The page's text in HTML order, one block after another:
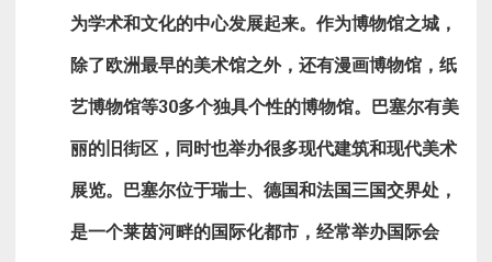
为学术和文化的中心发展起来。作为博物馆之城，
除了欧洲最早的美术馆之外，还有漫画博物馆，纸
艺博物馆等30多个独具个性的博物馆。巴塞尔有美
丽的旧街区，同时也举办很多现代建筑和现代美术
展览。巴塞尔位于瑞士、德国和法国三国交界处，
是一个莱茵河畔的国际化都市，经常举办国际会